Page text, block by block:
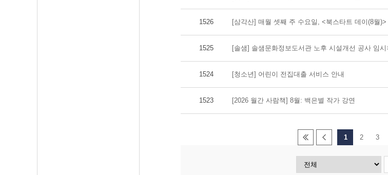
1526 [삼각산] 매월 셋째 주 수요일, <북스타트 데이(8월)>
1525 [솔샘] 솔샘문화정보도서관 노후 시설개선 공사 임시
1524 [청소년] 어린이 전집대출 서비스 안내
1523 [2026 월간 사람책] 8월: 백은별 작가 강연
1 2 3